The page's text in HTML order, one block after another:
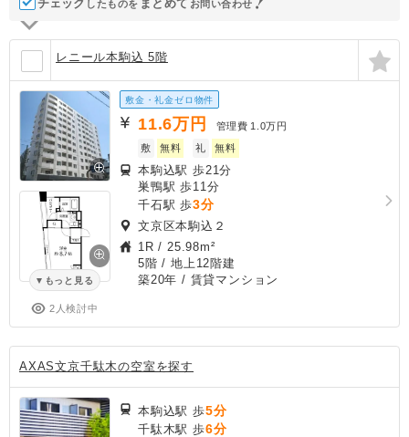
チェック したものを ま と めて お問い合わせ
レニール本駒込 5階
もっと見る
2人検討中
敷金・礼金ゼロ物件
11.6万円 管理費 1.0万円
敷
無料 礼 無料
本駒込駅 歩21分
巣鴨駅 歩11分
千石駅 歩3分
文京区本駒込２
1R / 25.98m²
5階 / 地上12階建
築20年 / 賃貸マンション
AXAS文京千駄木の空室を探す
本駒込駅 歩5分
千駄木駅 歩6分